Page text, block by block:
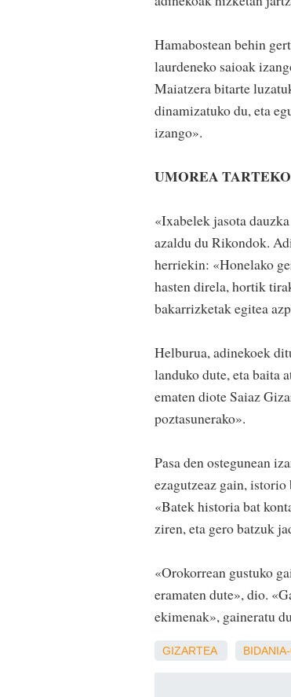
Hamabostean behin
laurdeneko saioak
Maiatzera bitarte
dinamizatuko du, eta
izango».
UMOREA TARTEKO
«Ixabelek jasota
azaldu du Rikondok.
herriekin: «Honelako
hasten direla, hortik
bakarrizketak egitea
Helburua, adinekoek
landuko dute, eta baita
ematen diote Saiaz
poztasunerako».
Pasa den ostegunean
ezagutzeaz gain,
«Batek historia bat
ziren, eta gero batzuk
«Orokorrean gustuko
eramaten dute», dio.
ekimenak», gaineratu
GIZARTEA